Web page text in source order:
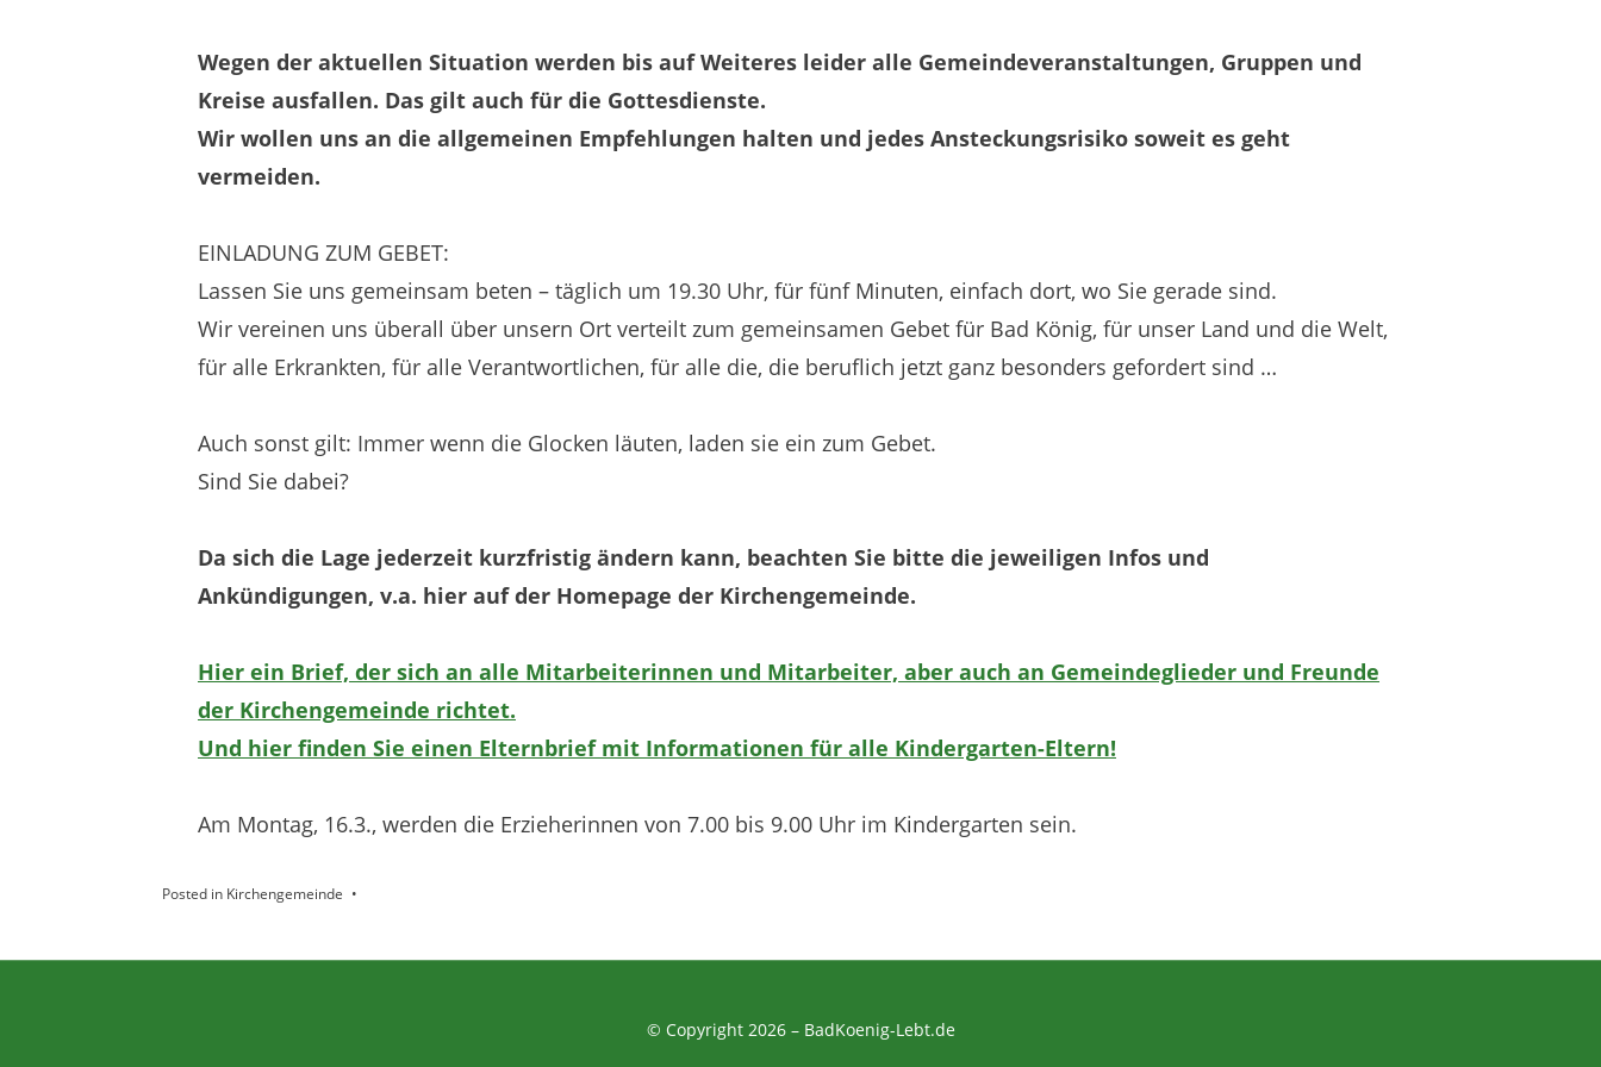
Wegen der aktuellen Situation werden bis auf Weiteres leider alle Gemeindeveranstaltungen, Gruppen und
Kreise ausfallen. Das gilt auch für die Gottesdienste.
Wir wollen uns an die allgemeinen Empfehlungen halten und jedes Ansteckungsrisiko soweit es geht
vermeiden.
EINLADUNG ZUM GEBET:
Lassen Sie uns gemeinsam beten – täglich um 19.30 Uhr, für fünf Minuten, einfach dort, wo Sie gerade sind.
Wir vereinen uns überall über unsern Ort verteilt zum gemeinsamen Gebet für Bad König, für unser Land und die Welt,
für alle Erkrankten, für alle Verantwortlichen, für alle die, die beruflich jetzt ganz besonders gefordert sind …
Auch sonst gilt: Immer wenn die Glocken läuten, laden sie ein zum Gebet.
Sind Sie dabei?
Da sich die Lage jederzeit kurzfristig ändern kann, beachten Sie bitte die jeweiligen Infos und
Ankündigungen, v.a. hier auf der Homepage der Kirchengemeinde.
Hier ein Brief, der sich an alle Mitarbeiterinnen und Mitarbeiter, aber auch an Gemeindeglieder und Freunde
der Kirchengemeinde richtet.
Und hier finden Sie einen Elternbrief mit Informationen für alle Kindergarten-Eltern!
Am Montag, 16.3., werden die Erzieherinnen von 7.00 bis 9.00 Uhr im Kindergarten sein.
Posted in Kirchengemeinde
© Copyright 2026 – BadKoenig-Lebt.de